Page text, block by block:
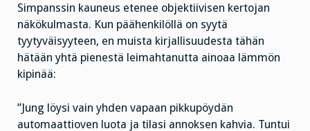
Simpanssin kauneus etenee objektiivisen kertojan
näkökulmasta. Kun päähenkilöllä on syytä
tyytyväisyyteen, en muista kirjallisuudesta tähän
hätään yhtä pienestä leimahtanutta ainoaa lämmön
kipinää:
”Jung löysi vain yhden vapaan pikkupöydän
automaattioven luota ja tilasi annoksen kahvia. Tuntui